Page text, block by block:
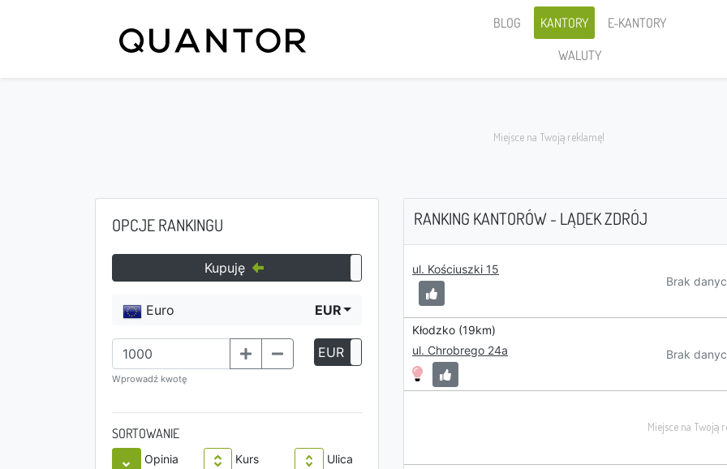
BLOG KANTORY
E-KANTORY
WALUTY
OPCJE RANKINGU
Kupuję Sprzedaję
Euro EUR
Wprowadź kwotę
EUR
SORTOWANIE
Opinia Kurs Ulica
RANKING KANTORÓW - LĄDEK ZDRÓJ
ul. Kościuszki 15
Brak
Kłodzko (19km)
ul. Chrobrego 24a
Brak